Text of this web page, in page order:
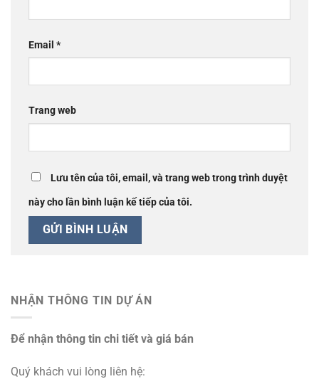
Email *
Trang web
Lưu tên của tôi, email, và trang web trong trình duyệt
này cho lần bình luận kế tiếp của tôi.
NHẬN THÔNG TIN DỰ ÁN
Để nhận thông tin chi tiết và giá bán
Quý khách vui lòng liên hệ: